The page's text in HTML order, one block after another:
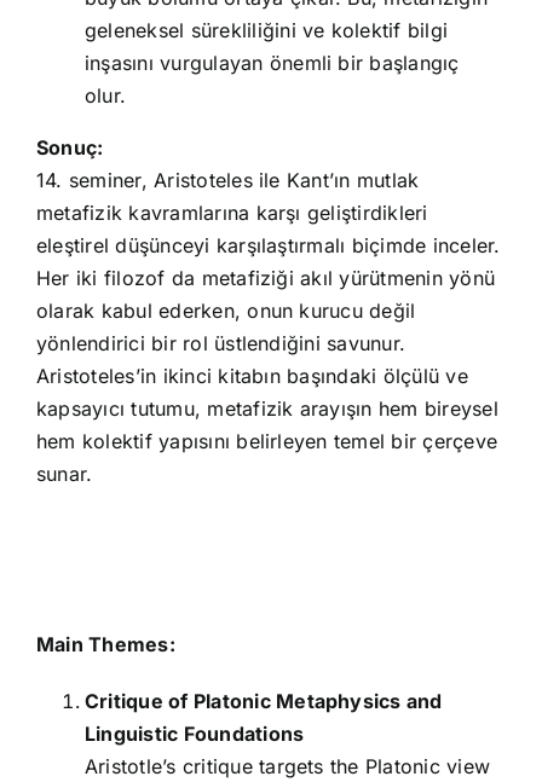
geleneksel sürekliliğini ve kolektif bilgi
inşasını vurgulayan önemli bir başlangıç
olur.
Sonuç:
14. seminer, Aristoteles ile Kant’ın mutlak
metafizik kavramlarına karşı geliştirdikleri
eleştirel düşünceyi karşılaştırmalı biçimde inceler.
Her iki filozof da metafiziği akıl yürütmenin yönü
olarak kabul ederken, onun kurucu değil
yönlendirici bir rol üstlendiğini savunur.
Aristoteles’in ikinci kitabın başındaki ölçülü ve
kapsayıcı tutumu, metafizik arayışın hem bireysel
hem kolektif yapısını belirleyen temel bir çerçeve
sunar.
Main Themes:
Critique of Platonic Metaphysics and
Linguistic Foundations
Aristotle’s critique targets the Platonic view